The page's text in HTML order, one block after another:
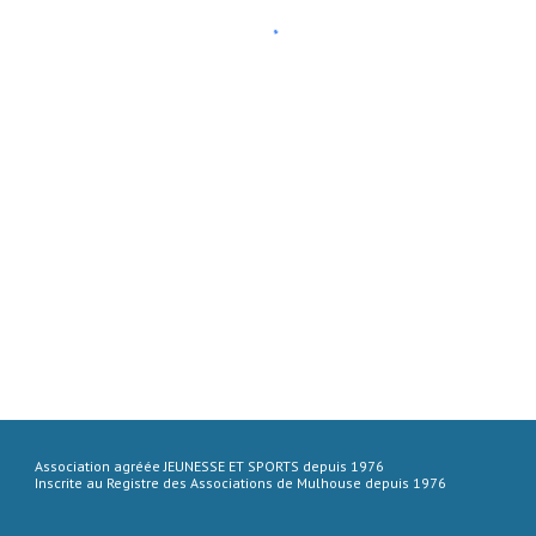
Association agréée JEUNESSE ET SPORTS depuis 1976
Inscrite au Registre des Associations de Mulhouse depuis 1976